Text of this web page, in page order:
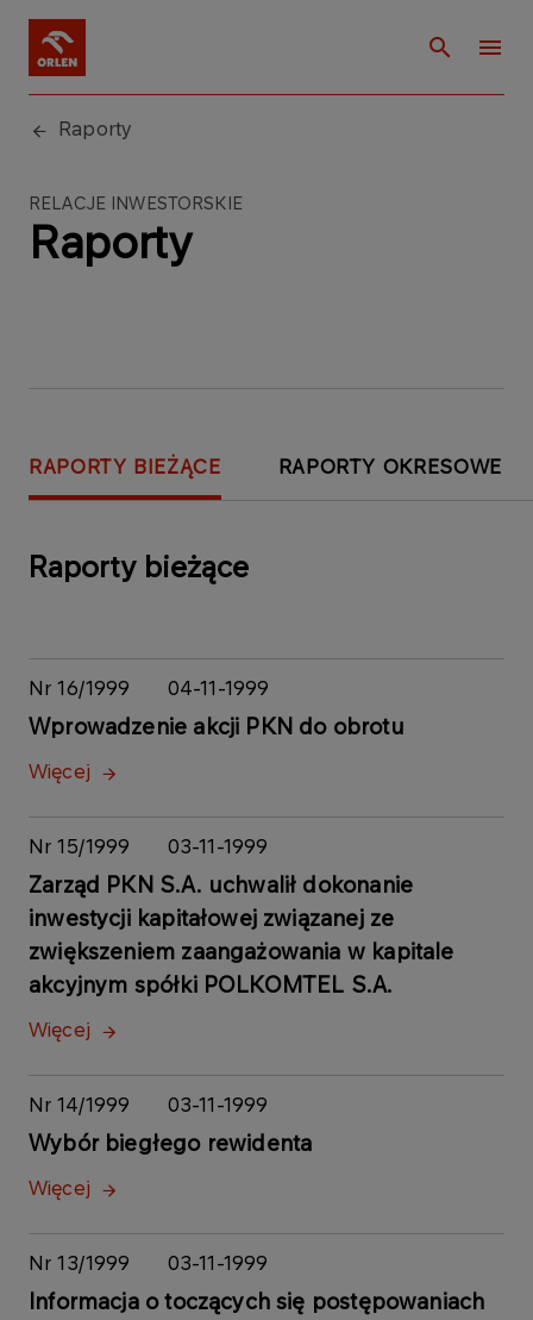
Raporty
RELACJE INWESTORSKIE
Raporty
RAPORTY BIEŻĄCE RAPORTY OKRESOWE
Raporty bieżące
Nr 16/1999 04-11-1999
Wprowadzenie akcji PKN do obrotu
Więcej
Nr 15/1999 03-11-1999
Zarząd PKN S.A. uchwalił dokonanie
inwestycji kapitałowej związanej ze
zwiększeniem zaangażowania w kapitale
akcyjnym spółki POLKOMTEL S.A.
Więcej
Nr 14/1999 03-11-1999
Wybór biegłego rewidenta
Więcej
Nr 13/1999 03-11-1999
Informacja o toczących się postępowaniach